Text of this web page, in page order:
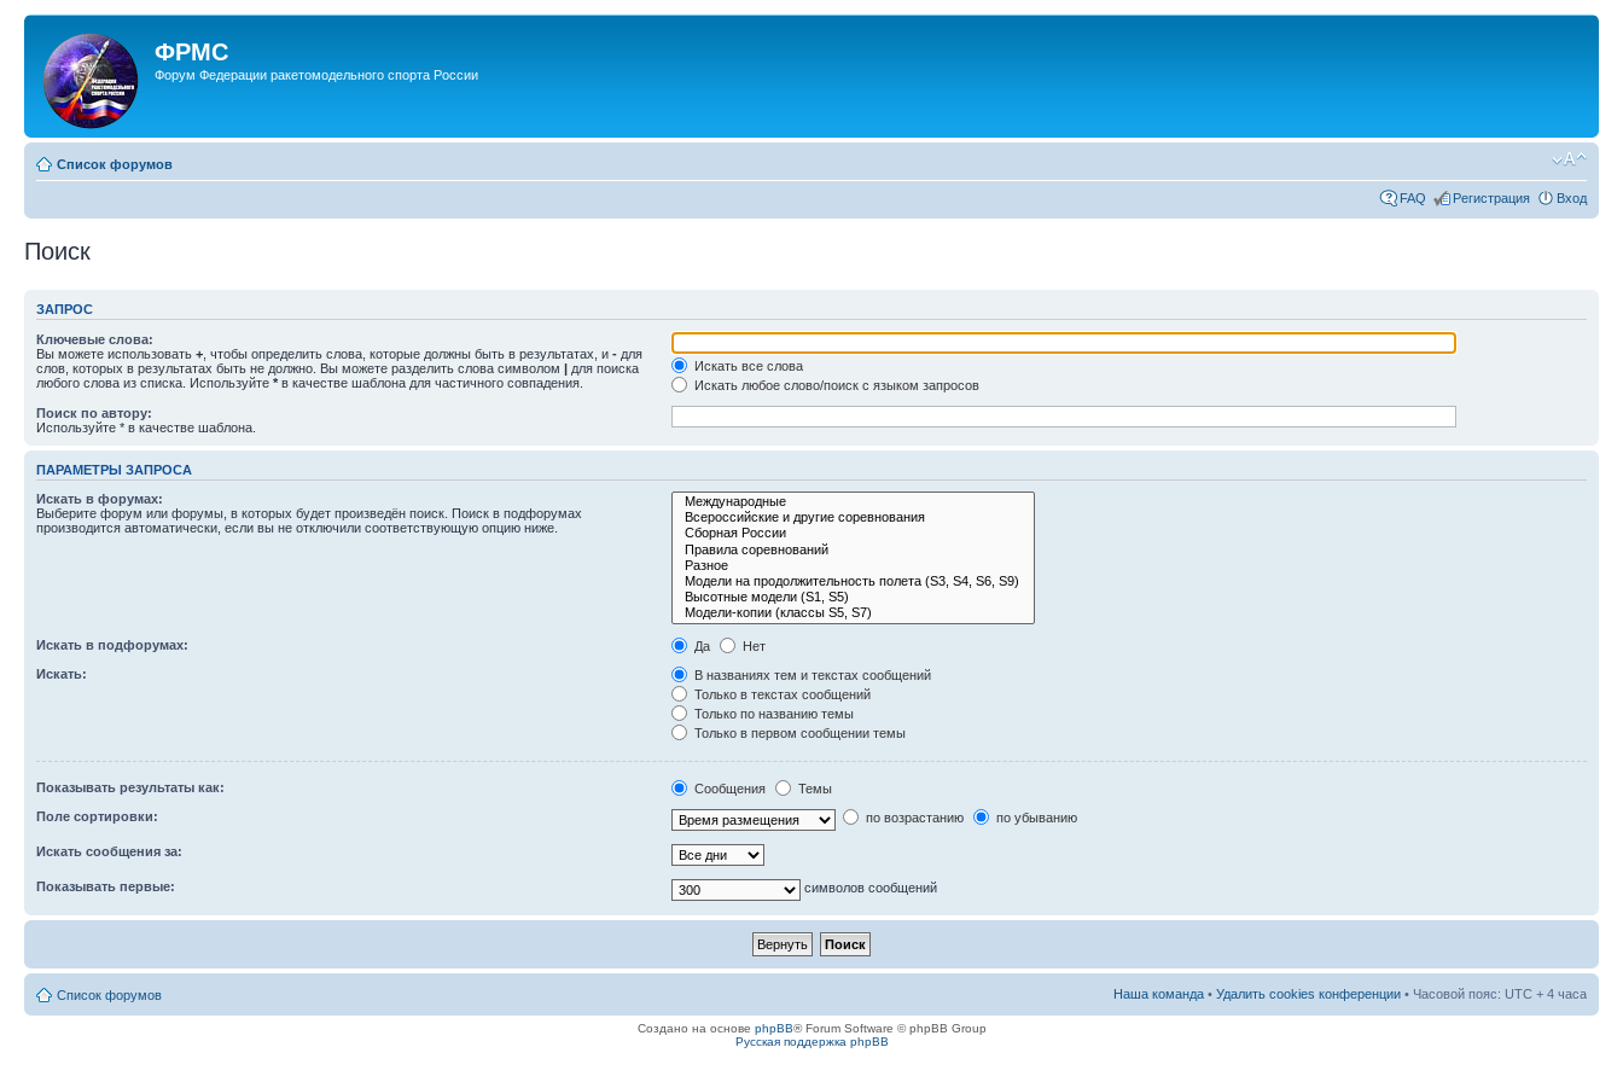
ФРМС
Форум Федерации ракетомодельного спорта России
Список форумов
FAQ Регистрация Вход
Поиск
ЗАПРОС
Ключевые слова:
Вы можете использовать + , чтобы определить слова, которые должны быть в результатах, и - для
слов, которых в результатах быть не должно. Вы можете разделить слова символом | для поиска
любого слова из списка. Используйте * в качестве шаблона для частичного совпадения.
Искать все слова
Искать любое слово/поиск с языком запросов
Поиск по автору:
Используйте * в качестве шаблона.
ПАРАМЕТРЫ ЗАПРОСА
Искать в форумах:
Выберите форум или форумы, в которых будет произведён поиск. Поиск в подфорумах
производится автоматически, если вы не отключили соответствующую опцию ниже.
Искать в подфорумах: Да
Нет
Искать:
В названиях тем и текстах сообщений
Только в текстах сообщений
Только по названию темы
Только в первом сообщении темы
Показывать результаты как: Сообщения
Темы
Поле сортировки:
по возрастанию по убыванию
Искать сообщения за:
Показывать первые: символов сообщений
Список форумов Наша команда • Удалить cookies конференции • Часовой пояс: UTC + 4 часа
Создано на основе phpBB® Forum Software © phpBB Group
Русская поддержка phpBB